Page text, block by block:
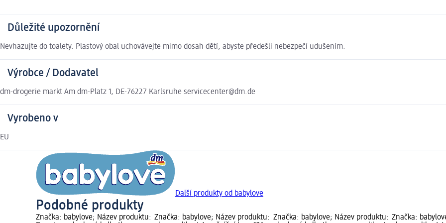
Důležité upozornění
Nevhazujte do toalety. Plastový obal uchovávejte mimo dosah dětí, abyste předešli nebezpečí udušením.
Výrobce / Dodavatel
dm-drogerie markt Am dm-Platz 1, DE-76227 Karlsruhe servicecenter@dm.de
Vyrobeno v
EU
Další produkty od babylove
Podobné produkty
Značka: babylove; Název produktu: Značka: babylove; Název produktu: Značka: babylove; Název produktu: Značka: